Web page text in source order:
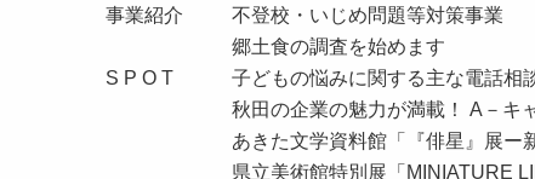
事業紹介 不登校・いじめ問題等対策事業
郷土食の調査を始めます
S P O T 子どもの悩みに関する主な電話相
秋田の企業の魅力が満載！ A－キャ
あきた文学資料館「『俳星』展ー新資
県立美術館特別展「MINIATURE LIFE展